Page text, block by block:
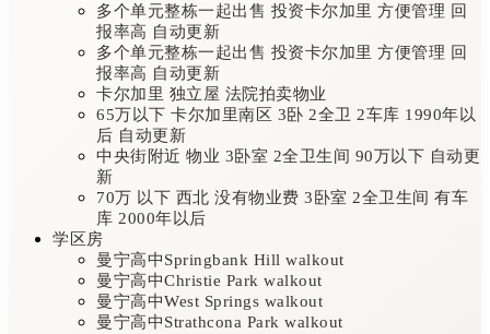
多个单元整栋一起出售 投资卡尔加里 方便管理 回
报率高 自动更新
多个单元整栋一起出售 投资卡尔加里 方便管理 回
报率高 自动更新
卡尔加里 独立屋 法院拍卖物业
65万以下 卡尔加里南区 3卧 2全卫 2车库 1990年以
后 自动更新
中央街附近 物业 3卧室 2全卫生间 90万以下 自动更
新
70万 以下 西北 没有物业费 3卧室 2全卫生间 有车
库 2000年以后
学区房
曼宁高中Springbank Hill walkout
曼宁高中Christie Park walkout
曼宁高中West Springs walkout
曼宁高中Strathcona Park walkout